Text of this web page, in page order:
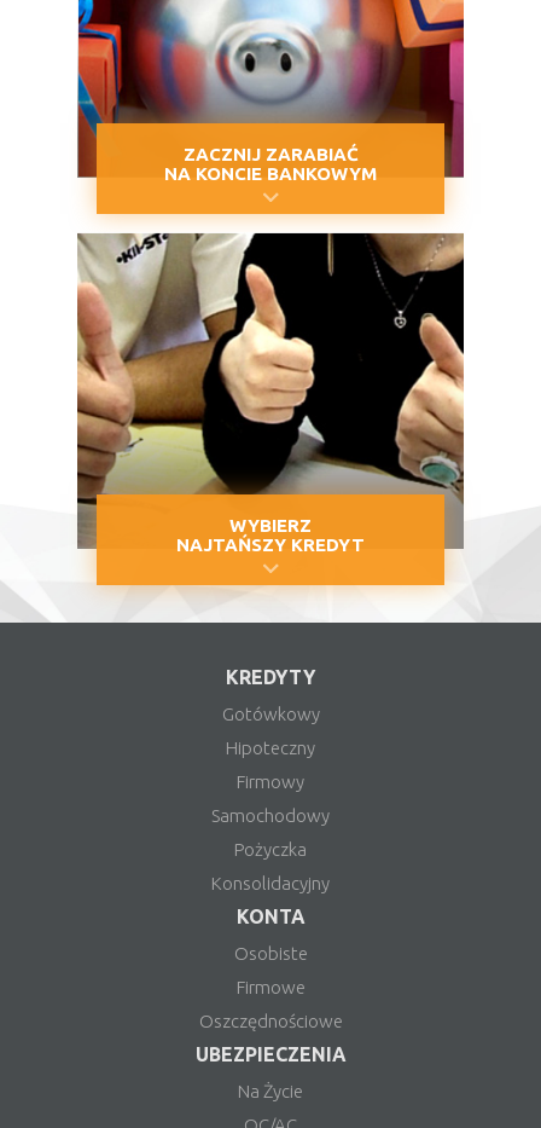
ZACZNIJ ZARABIAĆ
NA KONCIE BANKOWYM
WYBIERZ
NAJTAŃSZY KREDYT
KREDYTY
Gotówkowy
Hipoteczny
Firmowy
Samochodowy
Pożyczka
Konsolidacyjny
KONTA
Osobiste
Firmowe
Oszczędnościowe
UBEZPIECZENIA
Na Życie